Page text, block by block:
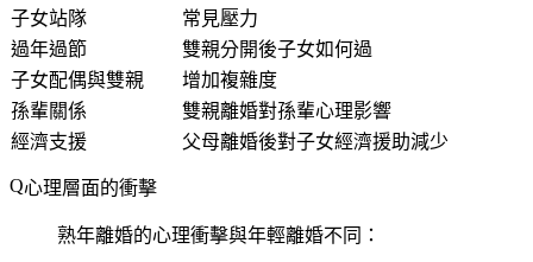
子女站隊
常見壓力
過年過節
雙親分開後子女如何過
子女配偶與雙親
增加複雜度
孫輩關係
雙親離婚對孫輩心理影響
經濟支援
父母離婚後對子女經濟援助減少
心理層面的衝擊
熟年離婚的心理衝擊與年輕離婚不同：